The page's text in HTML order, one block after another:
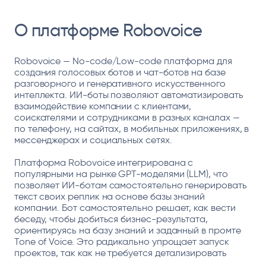
О платформе Robovoice
Robovoice — No-code/Low-code платформа для
создания голосовых ботов и чат-ботов на базе
разговорного и генеративного искусственного
интеллекта. ИИ-боты позволяют автоматизировать
взаимодействие компании с клиентами,
соискателями и сотрудниками в разных каналах —
по телефону, на сайтах, в мобильных приложениях, в
мессенджерах и социальных сетях.
Платформа Robovoice интегрирована с
популярными на рынке GPT-моделями (LLM), что
позволяет ИИ-ботам самостоятельно генерировать
текст своих реплик на основе базы знаний
компании. Бот самостоятельно решает, как вести
беседу, чтобы добиться бизнес-результата,
ориентируясь на базу знаний и заданный в промте
Tone of Voice. Это радикально упрощает запуск
проектов, так как не требуется детализировать